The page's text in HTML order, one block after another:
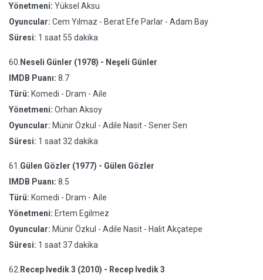
Yönetmeni: Yüksel Aksu
Oyuncular: Cem Yılmaz - Berat Efe Parlar - Adam Bay
Süresi: 1 saat 55 dakika
60. Neseli Günler (1978) - Neşeli Günler
IMDB Puanı: 8.7
Türü: Komedi - Dram - Aile
Yönetmeni: Orhan Aksoy
Oyuncular: Münir Özkul - Adile Nasit - Sener Sen
Süresi: 1 saat 32 dakika
61. Gülen Gözler (1977) - Gülen Gözler
IMDB Puanı: 8.5
Türü: Komedi - Dram - Aile
Yönetmeni: Ertem Egilmez
Oyuncular: Münir Özkul - Adile Nasit - Halit Akçatepe
Süresi: 1 saat 37 dakika
62. Recep Ivedik 3 (2010) - Recep Ivedik 3